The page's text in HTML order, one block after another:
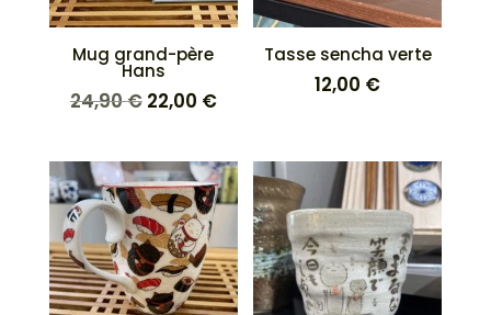
Mug grand-père
Hans
24,90€ Le
initial
était :
24,90 €.
22,00 €Le
actuel
est :
22,00 €.
Tasse sencha verte
12,00 €